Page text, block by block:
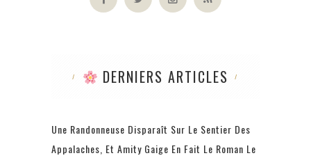
DERNIERS ARTICLES
Une Randonneuse Disparaît Sur Le Sentier Des
Appalaches, Et Amity Gaige En Fait Le Roman Le